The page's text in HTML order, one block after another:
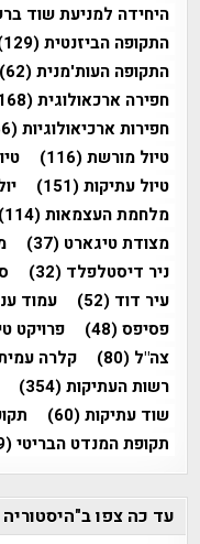
היחידה למניעת שוד
התקופה הביזנטית(129)
התקופה העות'מנית(62)
חפירה ארכאולוגית(168)
חפירות ארכיאולוגיות(166)
טיול מורשת(116)
טיול עתיקות(151)
מלחמת העצמאות(114)
מצודת טיגארט (37)
ניר דיסטלפלד (32)
עיר דוד (52) עמוד
פסיפס(48) פרויקט
צה"ל (80) קלרה
רשות העתיקות(354)
שוד עתיקות(60)
תקופת המנדט הבריטי(129)
עד כה צפו